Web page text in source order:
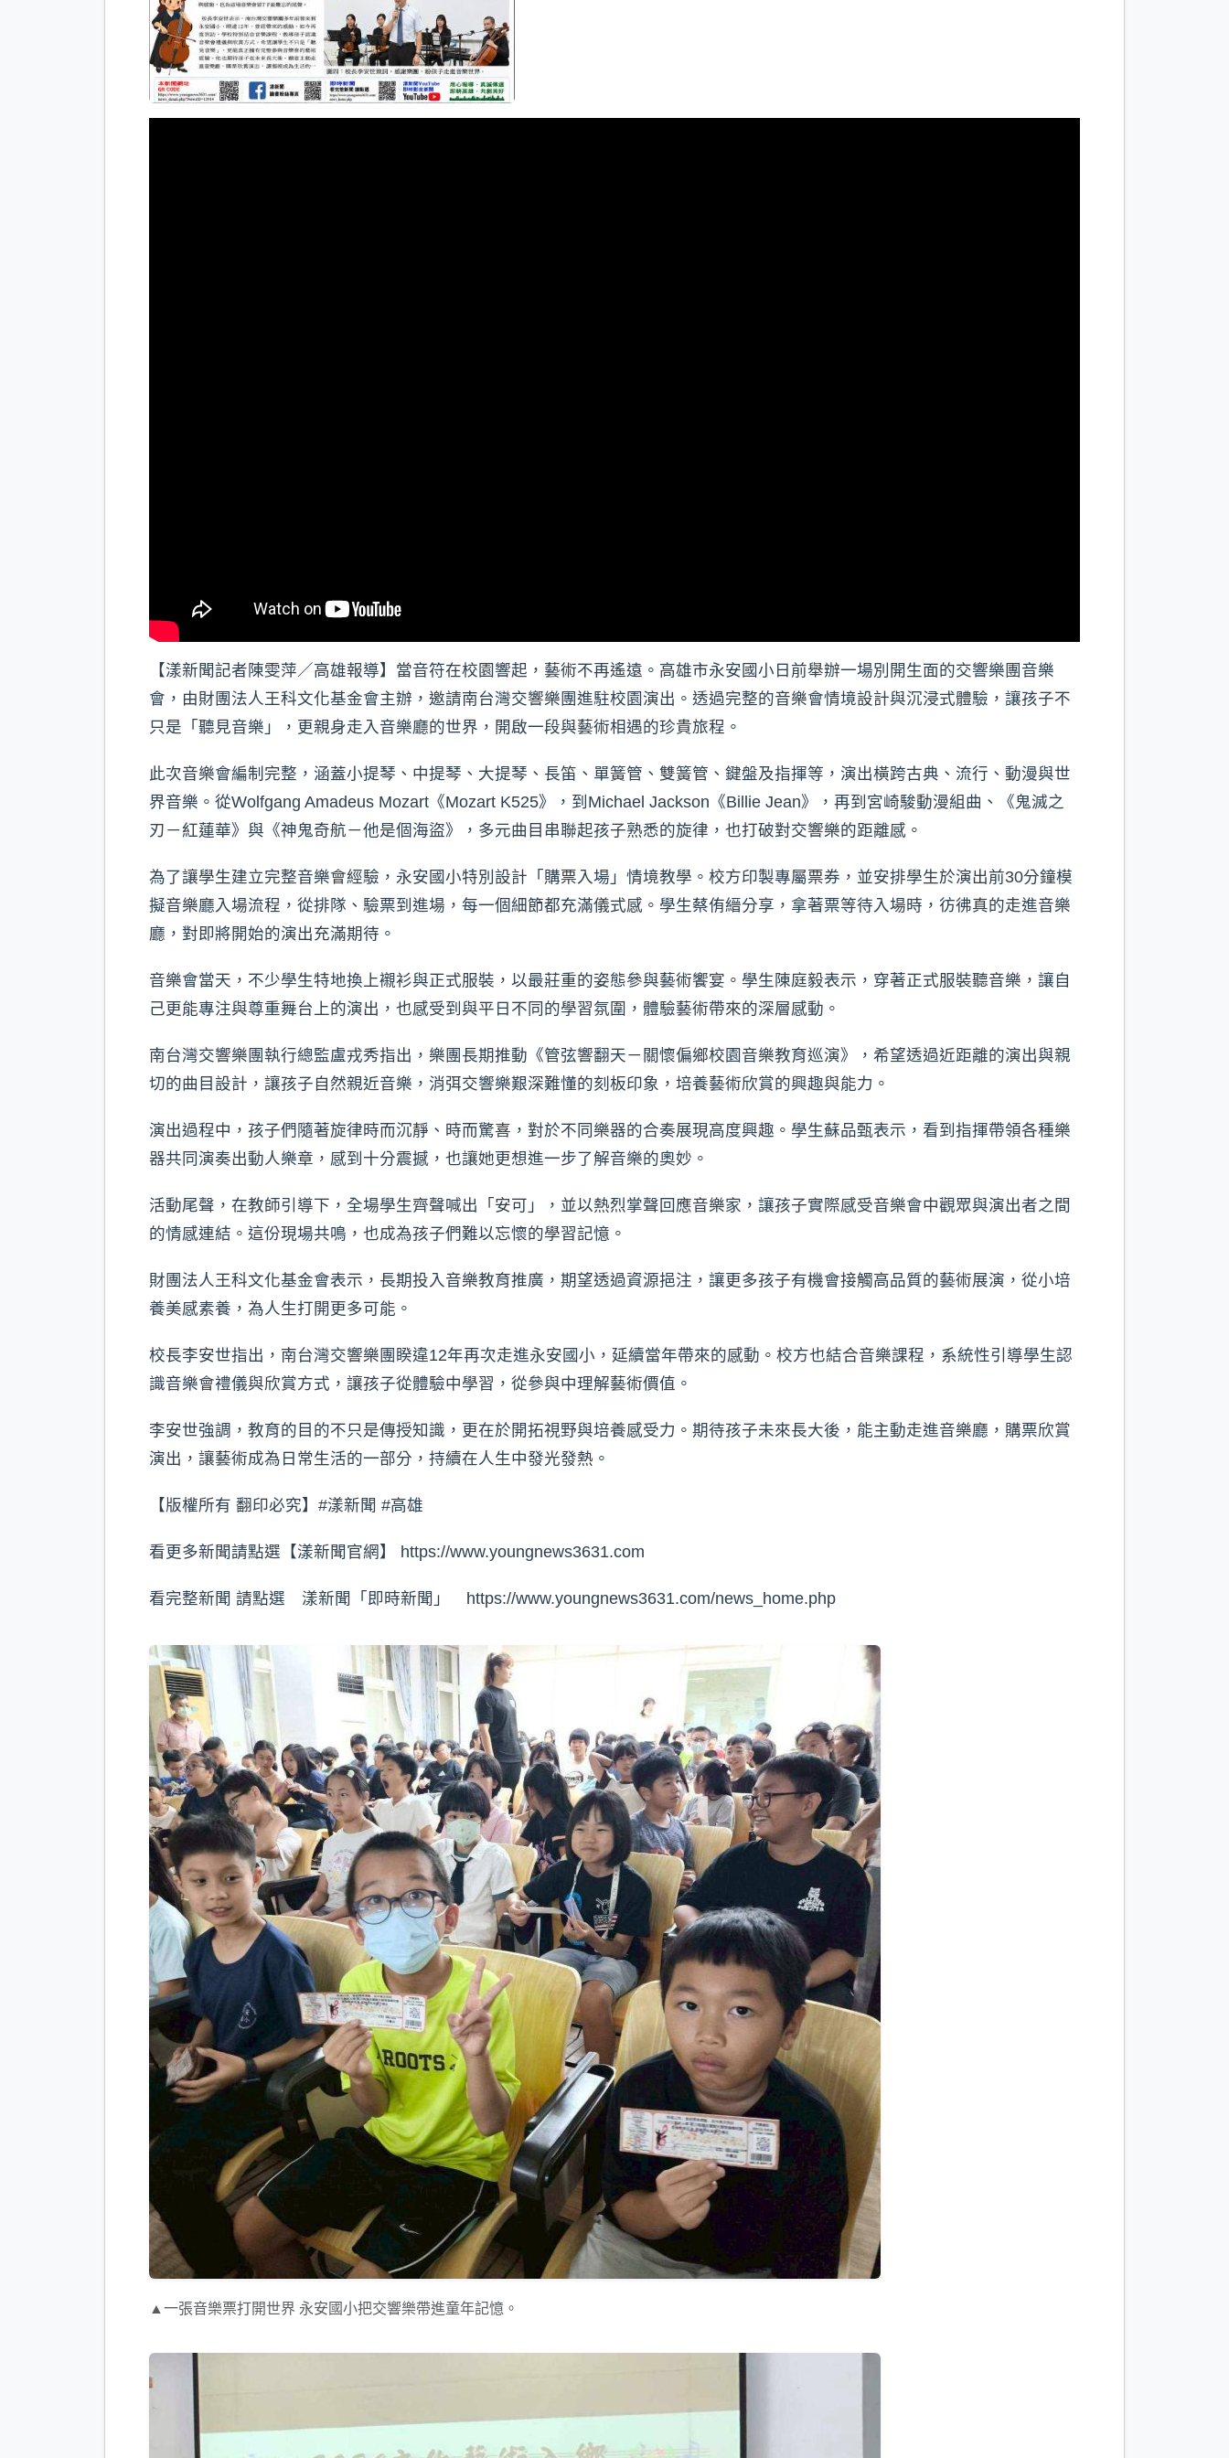
【漾新聞記者陳雯萍／高雄報導】當音符在校園響起，藝術不再遙遠。高雄市永安國小日前舉辦一場別開生面的交響樂團音樂
會，由財團法人王科文化基金會主辦，邀請南台灣交響樂團進駐校園演出。透過完整的音樂會情境設計與沉浸式體驗，讓孩子不
只是「聽見音樂」，更親身走入音樂廳的世界，開啟一段與藝術相遇的珍貴旅程。
此次音樂會編制完整，涵蓋小提琴、中提琴、大提琴、長笛、單簧管、雙簧管、鍵盤及指揮等，演出橫跨古典、流行、動漫與世
界音樂。從Wolfgang Amadeus Mozart《Mozart K525》，到Michael Jackson《Billie Jean》，再到宮崎駿動漫組曲、《鬼滅之
刃－紅蓮華》與《神鬼奇航－他是個海盜》，多元曲目串聯起孩子熟悉的旋律，也打破對交響樂的距離感。
為了讓學生建立完整音樂會經驗，永安國小特別設計「購票入場」情境教學。校方印製專屬票券，並安排學生於演出前30分鐘模
擬音樂廳入場流程，從排隊、驗票到進場，每一個細節都充滿儀式感。學生蔡侑縉分享，拿著票等待入場時，彷彿真的走進音樂
廳，對即將開始的演出充滿期待。
音樂會當天，不少學生特地換上襯衫與正式服裝，以最莊重的姿態參與藝術饗宴。學生陳庭毅表示，穿著正式服裝聽音樂，讓自
己更能專注與尊重舞台上的演出，也感受到與平日不同的學習氛圍，體驗藝術帶來的深層感動。
南台灣交響樂團執行總監盧戎秀指出，樂團長期推動《管弦響翻天－關懷偏鄉校園音樂教育巡演》，希望透過近距離的演出與親
切的曲目設計，讓孩子自然親近音樂，消弭交響樂艱深難懂的刻板印象，培養藝術欣賞的興趣與能力。
演出過程中，孩子們隨著旋律時而沉靜、時而驚喜，對於不同樂器的合奏展現高度興趣。學生蘇品甄表示，看到指揮帶領各種樂
器共同演奏出動人樂章，感到十分震撼，也讓她更想進一步了解音樂的奧妙。
活動尾聲，在教師引導下，全場學生齊聲喊出「安可」，並以熱烈掌聲回應音樂家，讓孩子實際感受音樂會中觀眾與演出者之間
的情感連結。這份現場共鳴，也成為孩子們難以忘懷的學習記憶。
財團法人王科文化基金會表示，長期投入音樂教育推廣，期望透過資源挹注，讓更多孩子有機會接觸高品質的藝術展演，從小培
養美感素養，為人生打開更多可能。
校長李安世指出，南台灣交響樂團睽違12年再次走進永安國小，延續當年帶來的感動。校方也結合音樂課程，系統性引導學生認
識音樂會禮儀與欣賞方式，讓孩子從體驗中學習，從參與中理解藝術價值。
李安世強調，教育的目的不只是傳授知識，更在於開拓視野與培養感受力。期待孩子未來長大後，能主動走進音樂廳，購票欣賞
演出，讓藝術成為日常生活的一部分，持續在人生中發光發熱。
【版權所有 翻印必究】#漾新聞 #高雄
看更多新聞請點選【漾新聞官網】 https://www.youngnews3631.com⁠
看完整新聞 請點選 漾新聞「即時新聞」 https://www.youngnews3631.com/news_home.php⁠
▲一張音樂票打開世界 永安國小把交響樂帶進童年記憶。